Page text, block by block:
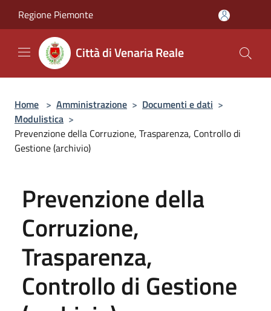
Regione Piemonte
Città di Venaria Reale
Home > Amministrazione > Documenti e dati >
Modulistica >
Prevenzione della Corruzione, Trasparenza, Controllo di
Gestione (archivio)
Prevenzione della
Corruzione,
Trasparenza,
Controllo di Gestione